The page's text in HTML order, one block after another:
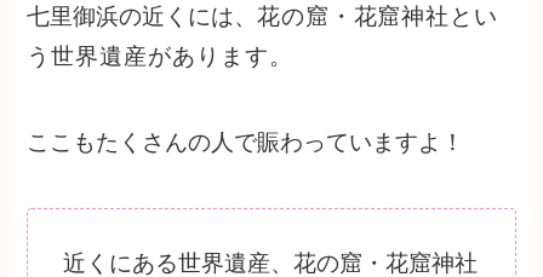
七里御浜の近くには、花の窟・花窟神社 とい
う世界遺産があります。
ここもたくさんの人で賑わっていますよ！
近くにある世界遺産、花の窟・花窟神社